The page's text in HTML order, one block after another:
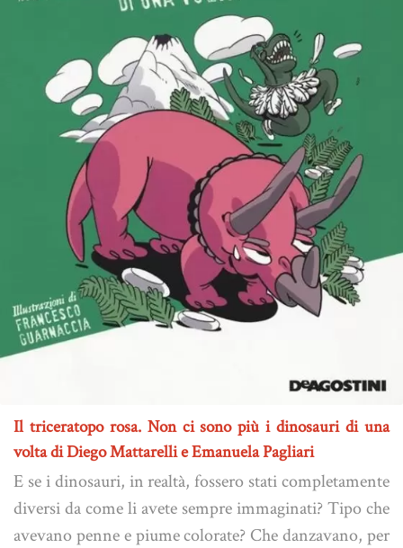
Il triceratopo rosa. Non ci sono più i dinosauri di una
volta di Diego Mattarelli e Emanuela Pagliari
E se i dinosauri, in realtà, fossero stati completamente
diversi da come li avete sempre immaginati? Tipo che
avevano penne e piume colorate? Che danzavano, per